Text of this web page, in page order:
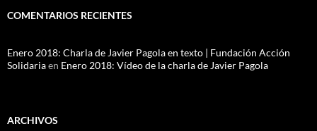
COMENTARIOS RECIENTES
Enero 2018: Charla de Javier Pagola en texto | Fundación Acción
Solidariaen Enero 2018: Vídeo de la charla de Javier Pagola
ARCHIVOS